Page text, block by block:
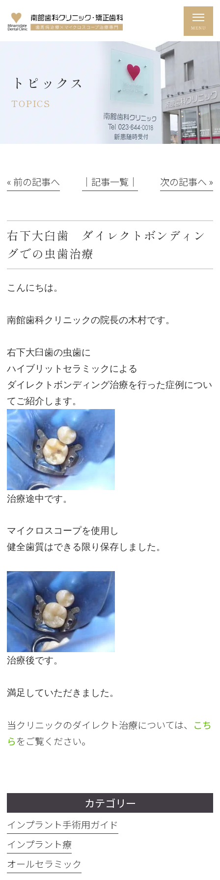
トピックス
TOPICS
« 前の記事へ │記事一覧│ 次の記事へ »
右下大臼歯 ダイレクトボンディン
グでの虫歯治療
こんにちは。
南館歯科クリニックの院長の木村です。
右下大臼歯の虫歯に
ハイブリットセラミックによる
ダイレクトボンディング治療を行った症例につい
てご紹介します。
治療途中です。
マイクロスコープを使用し
健全歯質はできる限り保存しました。
治療後です。
満足していただきました。
当クリニックのダイレクト治療については、 こち
らをご覧ください。
カテゴリー
インプラント手術用ガイド
インプラント療
オールセラミック